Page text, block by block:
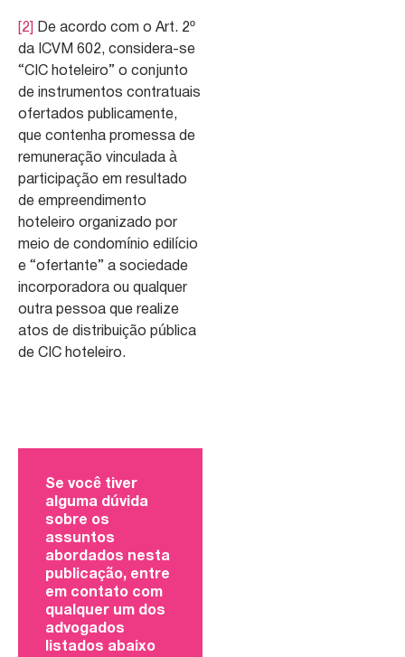
[2]
De acordo com o Art. 2º
da ICVM 602, considera-se
“CIC hoteleiro” o conjunto
de instrumentos contratuais
ofertados publicamente,
que contenha promessa de
remuneração vinculada à
participação em resultado
de empreendimento
hoteleiro organizado por
meio de condomínio edilício
e “ofertante” a sociedade
incorporadora ou qualquer
outra pessoa que realize
atos de distribuição pública
de CIC hoteleiro.
Se você tiver
alguma dúvida
sobre os
assuntos
abordados nesta
publicação, entre
em contato com
qualquer um dos
advogados
listados abaixo